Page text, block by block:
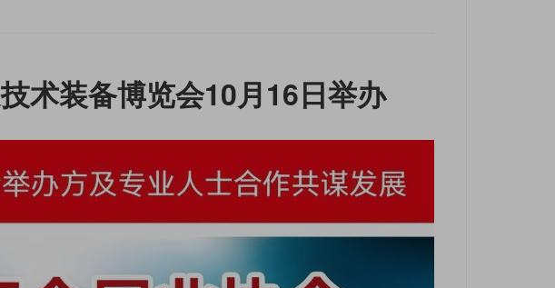
术装备博览会10月16日举办